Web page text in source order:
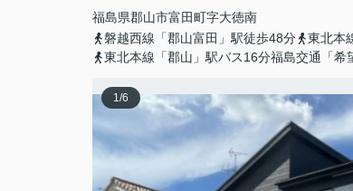
福島県郡山市富田町字大徳南
磐越西線「郡山富田」駅徒歩48分
東北本
東北本線「郡山」駅バス16分福島交通「
1/6